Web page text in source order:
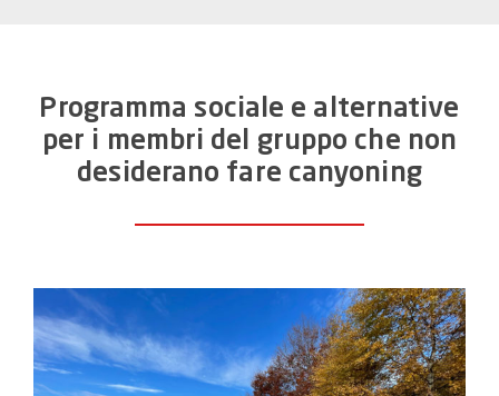
Programma sociale e alternative
per i membri del gruppo che non
desiderano fare canyoning